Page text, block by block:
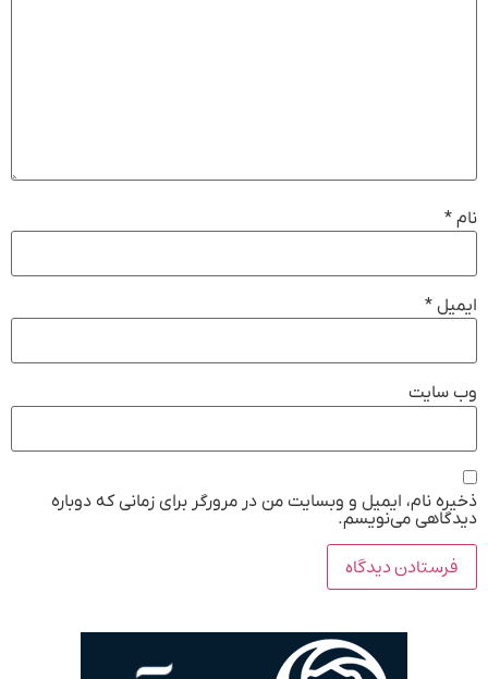
نام *
ایمیل *
وب‌ سایت
ذخیره نام، ایمیل و وبسایت من در مرورگر برای زمانی که دوباره
دیدگاهی می‌نویسم.